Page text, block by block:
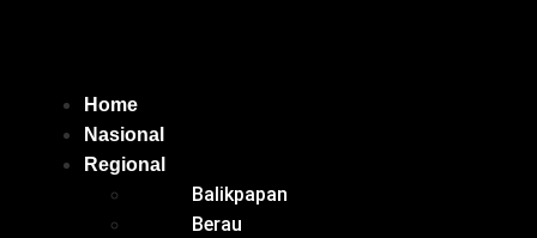
Home
Nasional
Regional
Balikpapan
Berau